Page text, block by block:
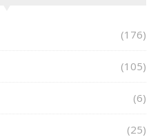
(176)
(105)
(6)
(25)